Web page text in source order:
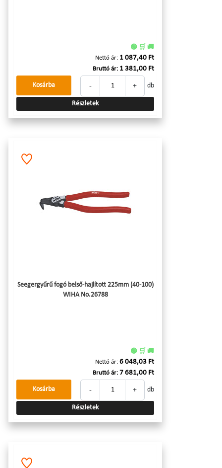
🟢 🛒 🚚
Nettó ár: 1 087,40 Ft
Bruttó ár: 1 381,00 Ft
- + db
Kosárba
Részletek
Seegergyűrű fogó belső-hajlított 225mm (40-100)
WIHA No.26788
🟢 🛒 🚚
Nettó ár: 6 048,03 Ft
Bruttó ár: 7 681,00 Ft
- + db
Kosárba
Részletek